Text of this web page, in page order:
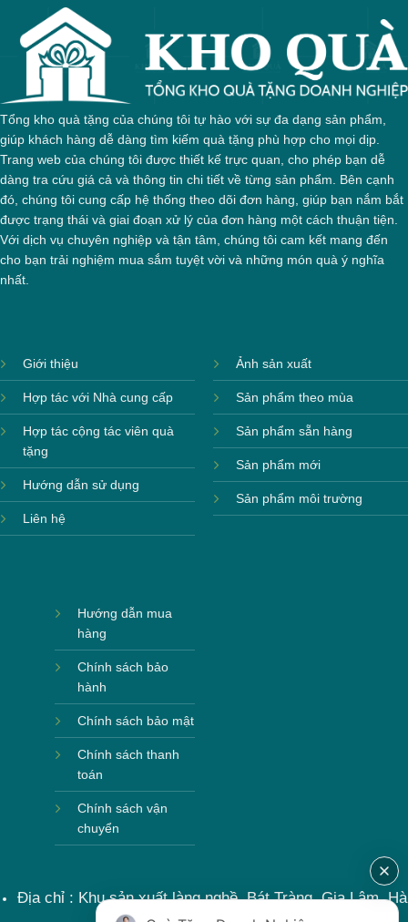
Tổng kho quà tặng của chúng tôi tự hào với sự đa dạng sản phẩm,
giúp khách hàng dễ dàng tìm kiếm quà tặng phù hợp cho mọi dịp.
Trang web của chúng tôi được thiết kế trực quan, cho phép bạn dễ
dàng tra cứu giá cả và thông tin chi tiết về từng sản phẩm. Bên cạnh
đó, chúng tôi cung cấp hệ thống theo dõi đơn hàng, giúp bạn nắm bắt
được trạng thái và giai đoạn xử lý của đơn hàng một cách thuận tiện.
Với dịch vụ chuyên nghiệp và tận tâm, chúng tôi cam kết mang đến
cho bạn trải nghiệm mua sắm tuyệt vời và những món quà ý nghĩa
nhất.
Giới thiệu
Hợp tác với Nhà cung cấp
Hợp tác cộng tác viên quà
tặng
Hướng dẫn sử dụng
Liên hệ
Ảnh sản xuất
Sản phẩm theo mùa
Sản phẩm sẵn hàng
Sản phẩm mới
Sản phẩm môi trường
Hướng dẫn mua
hàng
Chính sách bảo
hành
Chính sách bảo mật
Chính sách thanh
toán
Chính sách vận
chuyển
Địa chỉ : Khu sản xuất làng nghề, Bát Tràng, Gia Lâm, Hà